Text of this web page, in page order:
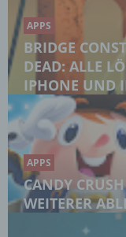
APPS
BRIDGE
DEAD: ALLE
IPHONE UND
APPS
CANDY
WEITERER